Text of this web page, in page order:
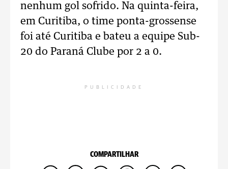
nenhum gol sofrido. Na quinta-feira,
em Curitiba, o time ponta-grossense
foi até Curitiba e bateu a equipe Sub-
20 do Paraná Clube por 2 a 0.
PUBLICIDADE
COMPARTILHAR